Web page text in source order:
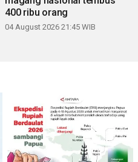
400 ribu orang
04 August 2026 21:45 WIB